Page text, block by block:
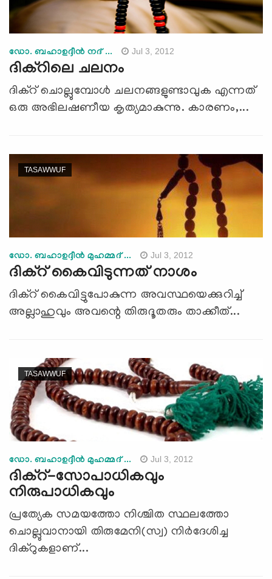
ഡോ. ബഹാഉദ്ദീന്‍ നദ് ... Jul 3, 2012
ദിക്‌റിലെ ചലനം
ദിക്‌റ് ചൊല്ലുമ്പോള്‍ ചലനങ്ങളുണ്ടാവുക എന്നത്
ഒരു അഭിലഷണീയ കൃത്യമാകുന്നു. കാരണം,...
TASAWWUF
ഡോ. ബഹാഉദ്ദീന്‍ മുഹമ്മദ് ... Jul 3, 2012
ദിക്‌റ് കൈവിടുന്നത് നാശം
ദിക്‌റ് കൈവിട്ടുപോകുന്ന അവസ്ഥയെക്കുറിച്ച്
അല്ലാഹുവും അവന്റെ തിരുദൂതരും താക്കീത്...
TASAWWUF
ഡോ. ബഹാഉദ്ദീന്‍ മുഹമ്മദ് ... Jul 3, 2012
ദിക്‌റ്-സോപാധികവും
നിരുപാധികവും
പ്രത്യേക സമയത്തോ നിശ്ചിത സ്ഥലത്തോ
ചൊല്ലുവാനായി തിരുമേനി(സ്വ) നിര്‍ദേശിച്ച
ദിക്‌റുകളാണ്...